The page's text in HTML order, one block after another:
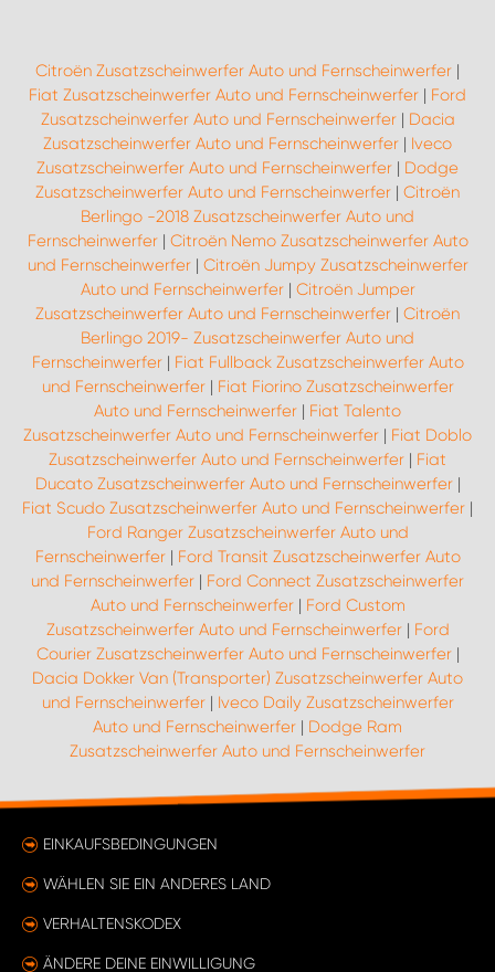
Citroën Zusatzscheinwerfer Auto und Fernscheinwerfer |
Fiat Zusatzscheinwerfer Auto und Fernscheinwerfer | Ford
Zusatzscheinwerfer Auto und Fernscheinwerfer| Dacia
Zusatzscheinwerfer Auto und Fernscheinwerfer | Iveco
Zusatzscheinwerfer Auto und Fernscheinwerfer | Dodge
Zusatzscheinwerfer Auto und Fernscheinwerfer | Citroën
Berlingo -2018 Zusatzscheinwerfer Auto und
Fernscheinwerfer| Citroën Nemo Zusatzscheinwerfer Auto
und Fernscheinwerfer| Citroën Jumpy Zusatzscheinwerfer
Auto und Fernscheinwerfer| Citroën Jumper
Zusatzscheinwerfer Auto und Fernscheinwerfer | Citroën
Berlingo 2019- Zusatzscheinwerfer Auto und
Fernscheinwerfer| Fiat Fullback Zusatzscheinwerfer Auto
und Fernscheinwerfer| Fiat Fiorino Zusatzscheinwerfer
Auto und Fernscheinwerfer | Fiat Talento
Zusatzscheinwerfer Auto und Fernscheinwerfer | Fiat Doblo
Zusatzscheinwerfer Auto und Fernscheinwerfer | Fiat
Ducato Zusatzscheinwerfer Auto und Fernscheinwerfer|
Fiat Scudo Zusatzscheinwerfer Auto und Fernscheinwerfer |
Ford Ranger Zusatzscheinwerfer Auto und
Fernscheinwerfer| Ford Transit Zusatzscheinwerfer Auto
und Fernscheinwerfer | Ford Connect Zusatzscheinwerfer
Auto und Fernscheinwerfer| Ford Custom
Zusatzscheinwerfer Auto und Fernscheinwerfer| Ford
Courier Zusatzscheinwerfer Auto und Fernscheinwerfer|
Dacia Dokker Van (Transporter) Zusatzscheinwerfer Auto
und Fernscheinwerfer| Iveco Daily Zusatzscheinwerfer
Auto und Fernscheinwerfer | Dodge Ram
Zusatzscheinwerfer Auto und Fernscheinwerfer
EINKAUFSBEDINGUNGEN
WÄHLEN SIE EIN ANDERES LAND
VERHALTENSKODEX
ÄNDERE DEINE EINWILLIGUNG